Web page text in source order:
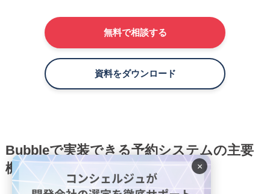
無料で相談する
資料をダウンロード
Bubbleで実装できる予約システムの主要
機能一覧
×